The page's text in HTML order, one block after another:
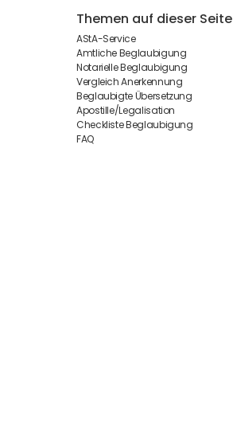
Themen auf dieser Seite
AStA-Service
Amtliche Beglaubigung
Notarielle Beglaubigung
Vergleich Anerkennung
Beglaubigte Übersetzung
Apostille/Legalisation
Checkliste Beglaubigung
FAQ